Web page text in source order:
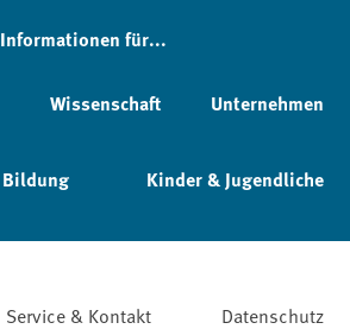
Informationen für...
Wissenschaft Unternehmen
Bildung Kinder & Jugendliche
Service & Kontakt
Datenschutz